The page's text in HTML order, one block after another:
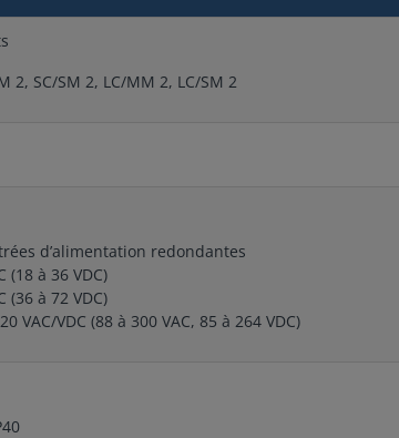
2, SC/SM 2, LC/MM 2, LC/SM 2
d’alimentation redondantes
(18 à 36 VDC)
(36 à 72 VDC)
VAC/VDC (88 à 300 VAC, 85 à 264 VDC)